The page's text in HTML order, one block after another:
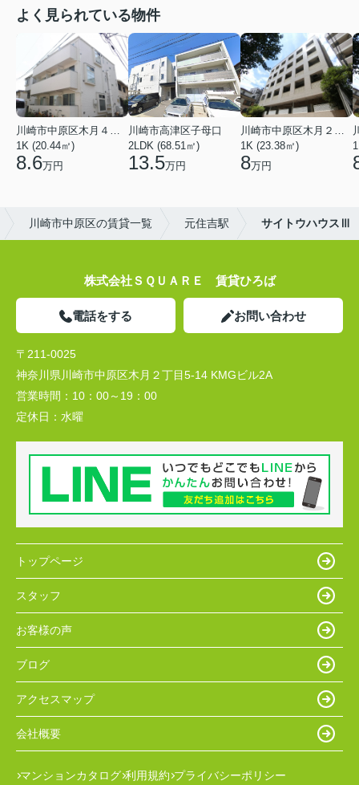
よく見られている物件
川崎市中原区木月４丁目
1K (20.44㎡)
8.6万円
川崎市高津区子母口
2LDK (68.51㎡)
13.5万円
川崎市中原区木月２丁目
1K (23.38㎡)
8万円
川崎市中原区の賃貸一覧 元住吉駅 サイトウハウスⅢ
株式会社ＳＱＵＡＲＥ 賃貸ひろば
電話をする お問い合わせ
〒211-0025
神奈川県川崎市中原区木月２丁目5-14 KMGビル2A
営業時間： 10：00～19：00
定休日： 水曜
トップページ
スタッフ
お客様の声
ブログ
アクセスマップ
会社概要
マンションカタログ 利用規約 プライバシーポリシー